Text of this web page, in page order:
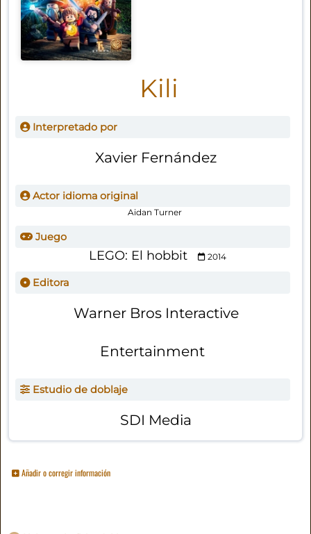
Kili
Interpretado por
Xavier Fernández
Actor idioma original
Aidan Turner
Juego
LEGO: El hobbit 2014
Editora
Warner Bros Interactive
Entertainment
Estudio de doblaje
SDI Media
Añadir o corregir información